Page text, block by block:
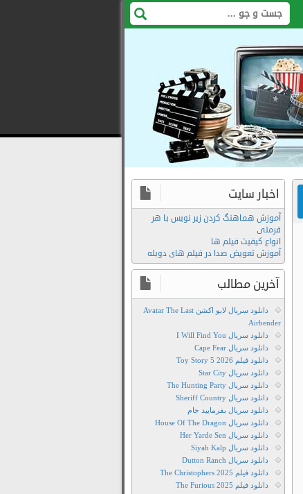
اخبار سایت
آموزش هماهنگ کردن زیر نویس با هر
فرمتی
انواع کیفیت فیلم ها
آموزش تعویض صدا در فیلم های دوبله
آخرین مطالب
دانلود سریال لایو اکشن Avatar The Last
Airbender
دانلود سریال I Will Find You
دانلود سریال Cape Fear
دانلود فیلم Toy Story 5 2026
دانلود سریال Star City
دانلود سریال The Hunting Party
دانلود سریال Sheriff Country
دانلود سریال بفرمایید جام
دانلود سریال House Of The Dragon
دانلود سریال Her Yarde Sen
دانلود سریال Siyah Kalp
دانلود سریال Dutton Ranch
دانلود فیلم The Christophers 2025
دانلود فیلم The Furious 2025